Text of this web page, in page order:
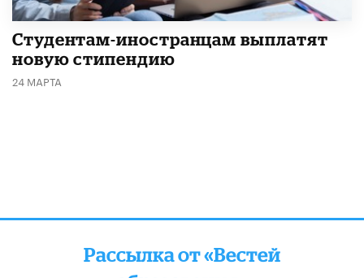
Студентам-иностранцам выплатят
новую стипендию
24 МАРТА
Рассылка от «Вестей